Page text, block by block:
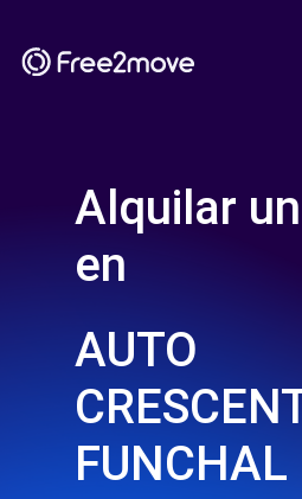
Alquilar
en
AUTO
FUNCHAL